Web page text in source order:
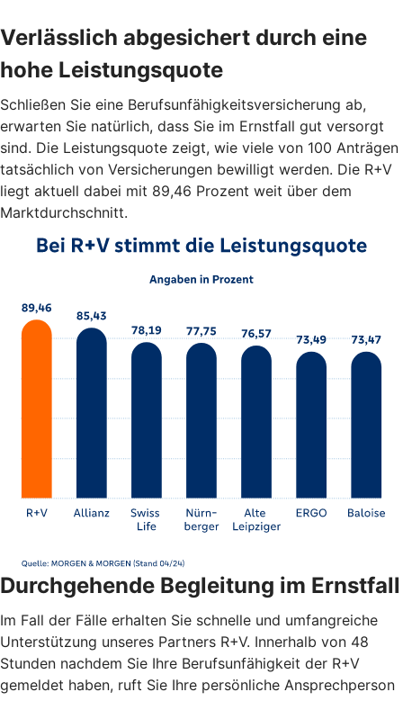
Verlässlich abgesichert durch eine
hohe Leistungsquote
Schließen Sie eine Berufsunfähigkeitsversicherung ab,
erwarten Sie natürlich, dass Sie im Ernstfall gut versorgt
sind. Die Leistungsquote zeigt, wie viele von 100 Anträgen
tatsächlich von Versicherungen bewilligt werden. Die R+V
liegt aktuell dabei mit 89,46 Prozent weit über dem
Marktdurchschnitt.
Durchgehende Begleitung im Ernstfall
Im Fall der Fälle erhalten Sie schnelle und umfangreiche
Unterstützung unseres Partners R+V. Innerhalb von 48
Stunden nachdem Sie Ihre Berufsunfähigkeit der R+V
gemeldet haben, ruft Sie Ihre persönliche Ansprechperson